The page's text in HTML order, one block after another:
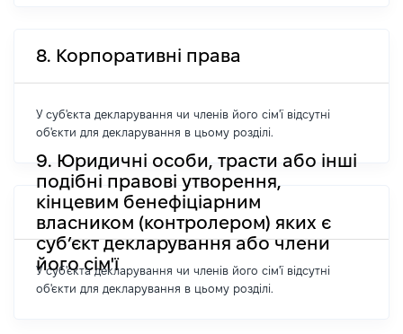
8. Корпоративні права
У суб'єкта декларування чи членів його сім'ї відсутні
об'єкти для декларування в цьому розділі.
9. Юридичні особи, трасти або інші
подібні правові утворення,
кінцевим бенефіціарним
власником (контролером) яких є
суб’єкт декларування або члени
його сім'ї
У суб'єкта декларування чи членів його сім'ї відсутні
об'єкти для декларування в цьому розділі.